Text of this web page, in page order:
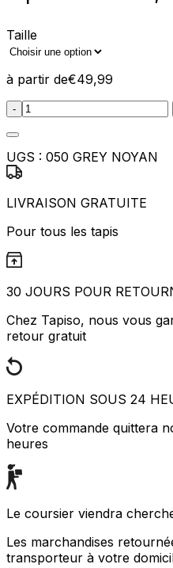
Taille
à partir de€49,99
:product_name quantity
-
UGS : 050 GREY NOYAN
LIVRAISON GRATUITE
Pour tous les tapis
30 JOURS POUR
Chez Tapiso, nous vous
retour gratuit
EXPÉDITION SOUS 24
Votre commande quittera
heures
Le coursier viendra
Les marchandises
transporteur à votre